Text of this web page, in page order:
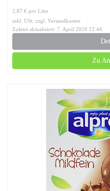
2,87 € pro Liter
inkl. USt. zzgl. Versandkosten
Zuletzt aktualisiert: 7. April 2020 22:44
Zu